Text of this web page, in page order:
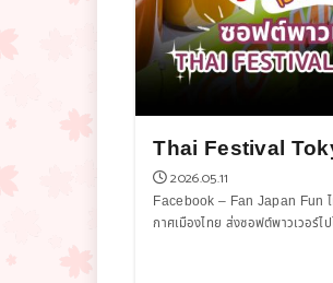
Thai Festival
2026.05.11
Facebook – Fan Japan Fun
กาศเมืองไทย ส่งซอฟต์พาวเวอร์